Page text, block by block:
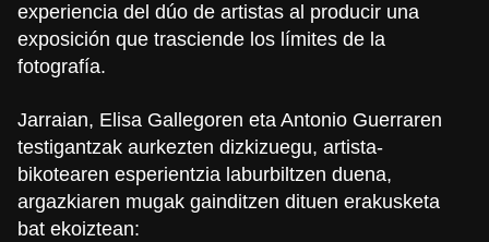
experiencia del dúo de artistas al producir una
exposición que trasciende los límites de la
fotografía.
Jarraian, Elisa Gallegoren eta Antonio Guerraren
testigantzak aurkezten dizkizuegu, artista-
bikotearen esperientzia laburbiltzen duena,
argazkiaren mugak gainditzen dituen erakusketa
bat ekoiztean: